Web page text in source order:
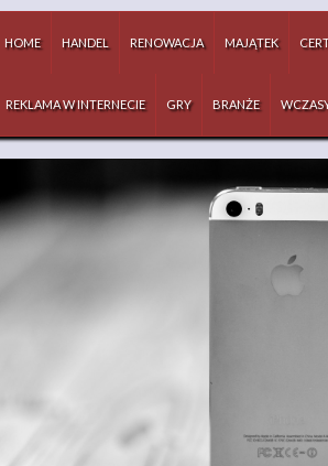
HOME HANDEL RENOWACJA MAJĄTEK
REKLAMA W INTERNECIE GRY BRANŻE